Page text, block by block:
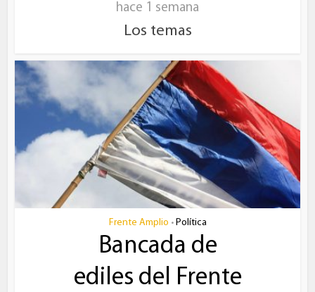
hace 1 semana
Los temas
Frente Amplio • Política
Bancada de
ediles del Frente